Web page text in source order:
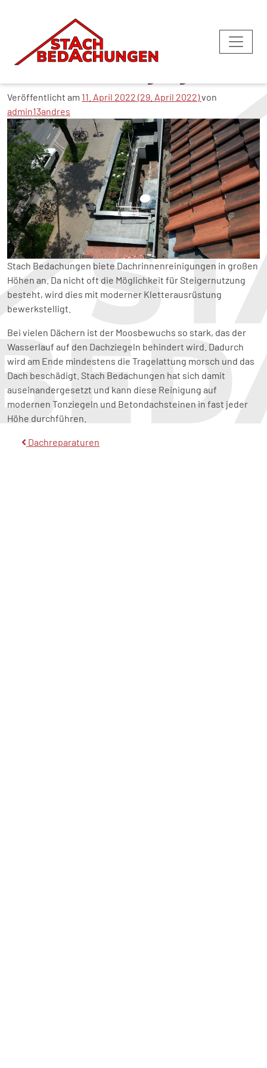
Dachrinnenreinigung
Veröffentlicht am 11. April 2022 (29. April 2022)von
admin13andres
Stach Bedachungen biete Dachrinnenreinigungen in großen
Höhen an. Da nicht oft die Möglichkeit für Steigernutzung
besteht, wird dies mit moderner Kletterausrüstung
bewerkstelligt.
Bei vielen Dächern ist der Moosbewuchs so stark, das der
Wasserlauf auf den Dachziegeln behindert wird. Dadurch
wird am Ende mindestens die Tragelattung morsch und das
Dach beschädigt. Stach Bedachungen hat sich damit
auseinandergesetzt und kann diese Reinigung auf
modernen Tonziegeln und Betondachsteinen in fast jeder
Höhe durchführen.
Beitragsnavigation
Dachreparaturen